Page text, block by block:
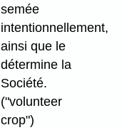
semée
intentionnellement,
ainsi que le
détermine la
Société.
("volunteer
crop")